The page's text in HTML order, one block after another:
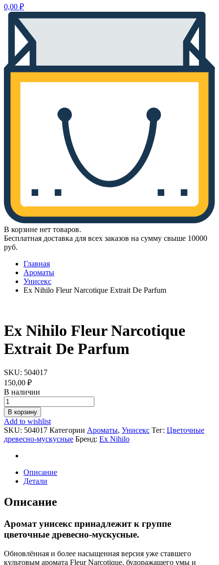
0,00 ₽
В корзине нет товаров.
Бесплатная доставка для всех заказов на сумму свыше 10000
руб.
Главная
Ароматы
Унисекс
Ex Nihilo Fleur Narcotique Extrait De Parfum
Ex Nihilo Fleur Narcotique
Extrait De Parfum
SKU: 504017
150,00 ₽
В наличии
Ex
Nihilo
Fleur
Narcotique
Extrait
De
Parfum
В корзину
Add to wishlist
SKU: 504017 Категории Ароматы, Унисекс Тег: Цветочные
древесно-мускусные Бренд: Ex Nihilo
Описание
Детали
Описание
Аромат унисекс принадлежит к группе
цветочные древесно-мускусные.
Обновлённая и более насыщенная версия уже ставшего
культовым аромата Fleur Narcotique, будоражащего умы и